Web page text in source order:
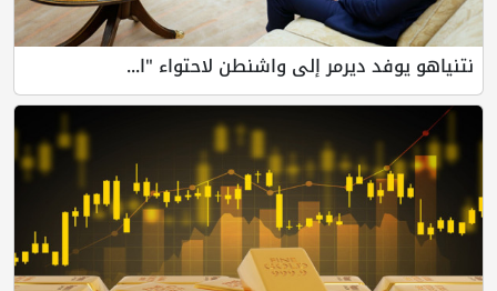
نتنياهو يوفد ديرمر إلى واشنطن لاحتواء "ا...